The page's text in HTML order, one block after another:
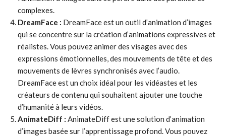
complexes.
DreamFace : DreamFace est un outil d’animation d’images
qui se concentre sur la création d’animations expressives et
réalistes. Vous pouvez animer des visages avec des
expressions émotionnelles, des mouvements de tête et des
mouvements de lèvres synchronisés avec l’audio.
DreamFace est un choix idéal pour les vidéastes et les
créateurs de contenu qui souhaitent ajouter une touche
d’humanité à leurs vidéos.
AnimateDiff : AnimateDiff est une solution d’animation
d’images basée sur l’apprentissage profond. Vous pouvez